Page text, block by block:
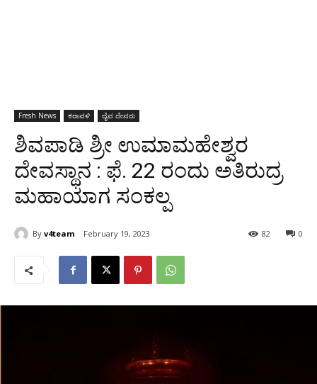
Fresh News ಕರಾವಳಿ ದೈವ ದೇವರು
ಶಿವಪಾಡಿ ಶ್ರೀ ಉಮಾಮಹೇಶ್ವರ
ದೇವಸ್ಥಾನ : ಫೆ. 22 ರಂದು ಅತಿರುದ್ರ
ಮಹಾಯಾಗ ಸಂಕಲ್ಪ
By v4team February 19, 2023 0
82